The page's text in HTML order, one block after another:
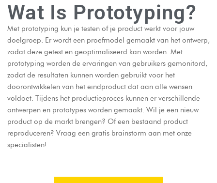
Wat Is Prototyping?
Met prototyping kun je testen of je product werkt voor jouw
doelgroep. Er wordt een proefmodel gemaakt van het ontwerp,
zodat deze getest en geoptimaliseerd kan worden. Met
prototyping worden de ervaringen van gebruikers gemonitord,
zodat de resultaten kunnen worden gebruikt voor het
doorontwikkelen van het eindproduct dat aan alle wensen
voldoet. Tijdens het productieproces kunnen er verschillende
ontwerpen en prototypes worden gemaakt. Wil je een nieuw
product op de markt brengen? Of een bestaand product
reproduceren? Vraag een gratis brainstorm aan met onze
specialisten!